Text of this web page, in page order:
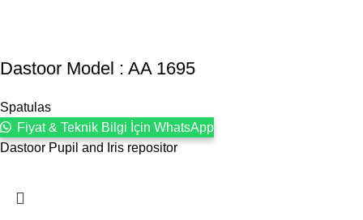
Dastoor Model : AA 1695
Spatulas
Fiyat & Teknik Bilgi İçin WhatsApp
Dastoor Pupil and Iris repositor